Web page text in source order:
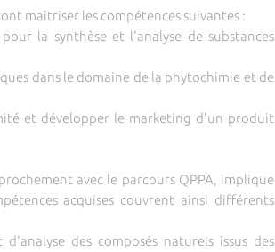
maîtriser les compétences suivantes :
la synthèse et l'analyse de substances
dans le domaine de la phytochimie et de
et développer le marketing d'un produit
avec le parcours QPPA, implique
acquises couvrent ainsi différents
des composés naturels issus des